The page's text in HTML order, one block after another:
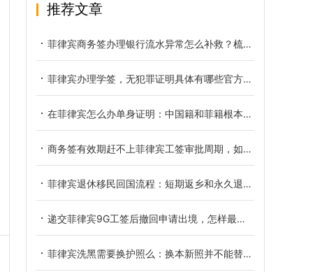
推荐文章
菲律宾商务签办理银行流水异常怎么补救？梳理流水异常具体类型
菲律宾办理学签，无犯罪证明具体有哪些官方要求？
在菲律宾怎么办单身证明：中国籍和菲籍根本不是同一份文件
商务签有效期赶不上菲律宾工签审批周期，如何提前规避逾期滞留
菲律宾退休移民回国流程：短期返乡和永久退籍是两本账
递交菲律宾9G工签后撤回申请出境，怎样最大限度降低经济损失
菲律宾洗黑需要换护照么：换本新照并不能替你洗掉黑名单